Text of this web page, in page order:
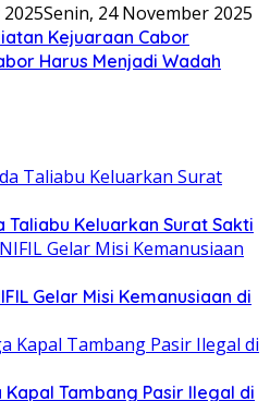
Senin, 24 November 2025
Kejuaraan Cabor
Harus Menjadi Wadah
Keluarkan Surat Sakti
Gelar Misi Kemanusiaan di
Tambang Pasir Ilegal di